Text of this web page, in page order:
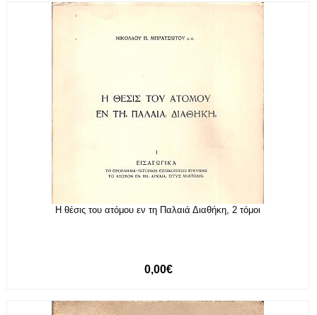
Η θέσις του ατόμου εν τη Παλαιά Διαθήκη, 2 τόμοι
0,00€